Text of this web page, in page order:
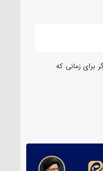
برای زمانی که